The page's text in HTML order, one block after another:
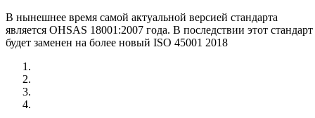
В нынешнее время самой актуальной версией стандарта
является OHSAS 18001:2007 года. В последствии этот стандарт
будет заменен на более новый ISO 45001 2018